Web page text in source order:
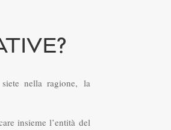
nella ragione, la
insieme l’entità del